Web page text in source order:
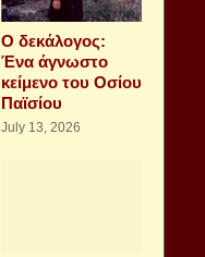
Ο δεκάλογος:
Ένα άγνωστο
κείμενο του Οσίου
Παϊσίου
July 13, 2026